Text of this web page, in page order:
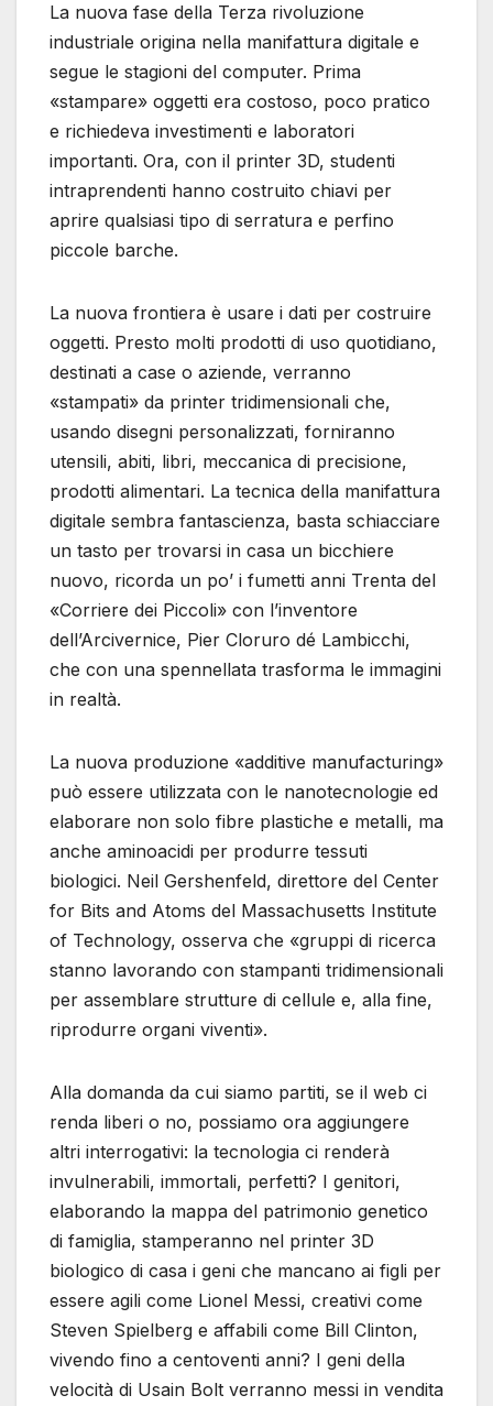
La nuova fase della Terza rivoluzione
industriale origina nella manifattura digitale e
segue le stagioni del computer. Prima
«stampare» oggetti era costoso, poco pratico
e richiedeva investimenti e laboratori
importanti. Ora, con il printer 3D, studenti
intraprendenti hanno costruito chiavi per
aprire qualsiasi tipo di serratura e perfino
piccole barche.
La nuova frontiera è usare i dati per costruire
oggetti. Presto molti prodotti di uso quotidiano,
destinati a case o aziende, verranno
«stampati» da printer tridimensionali che,
usando disegni personalizzati, forniranno
utensili, abiti, libri, meccanica di precisione,
prodotti alimentari. La tecnica della manifattura
digitale sembra fantascienza, basta schiacciare
un tasto per trovarsi in casa un bicchiere
nuovo, ricorda un po’ i fumetti anni Trenta del
«Corriere dei Piccoli» con l’inventore
dell’Arcivernice, Pier Cloruro dé Lambicchi,
che con una spennellata trasforma le immagini
in realtà.
La nuova produzione «additive manufacturing»
può essere utilizzata con le nanotecnologie ed
elaborare non solo fibre plastiche e metalli, ma
anche aminoacidi per produrre tessuti
biologici. Neil Gershenfeld, direttore del Center
for Bits and Atoms del Massachusetts Institute
of Technology, osserva che «gruppi di ricerca
stanno lavorando con stampanti tridimensionali
per assemblare strutture di cellule e, alla fine,
riprodurre organi viventi».
Alla domanda da cui siamo partiti, se il web ci
renda liberi o no, possiamo ora aggiungere
altri interrogativi: la tecnologia ci renderà
invulnerabili, immortali, perfetti? I genitori,
elaborando la mappa del patrimonio genetico
di famiglia, stamperanno nel printer 3D
biologico di casa i geni che mancano ai figli per
essere agili come Lionel Messi, creativi come
Steven Spielberg e affabili come Bill Clinton,
vivendo fino a centoventi anni? I geni della
velocità di Usain Bolt verranno messi in vendita